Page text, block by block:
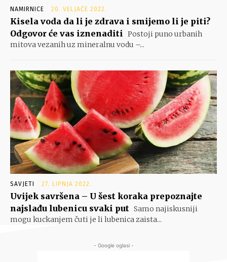
NAMIRNICE 20. VELJAČE 2022.
Kisela voda da li je zdrava i smijemo li je piti?
Odgovor će vas iznenaditi Postoji puno urbanih
mitova vezanih uz mineralnu vodu –...
SAVJETI 27. LIPNJA 2022.
Uvijek savršena – U šest koraka prepoznajte
najslađu lubenicu svaki put Samo najiskusniji
mogu kuckanjem čuti je li lubenica zaista...
- Google oglasi -